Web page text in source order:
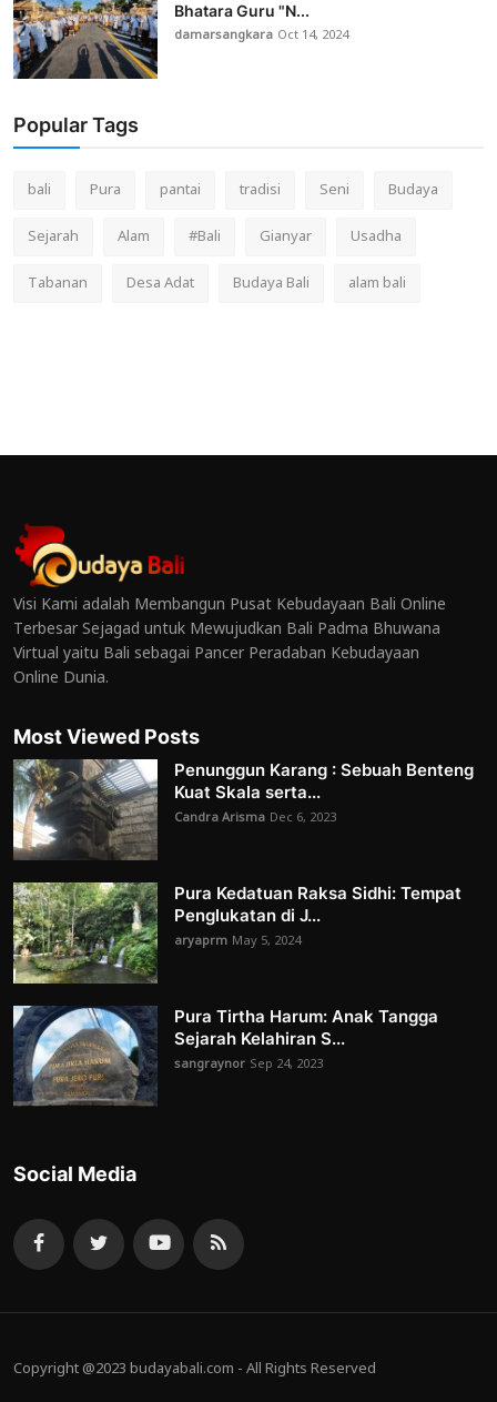
Bhatara Guru "N...
damarsangkara Oct 14, 2024
Popular Tags
bali Pura pantai tradisi Seni
Budaya
Sejarah
Alam #Bali Gianyar
Usadha
Tabanan
Desa Adat Budaya Bali alam bali
Visi Kami adalah Membangun Pusat Kebudayaan Bali Online
Terbesar Sejagad untuk Mewujudkan Bali Padma Bhuwana
Virtual yaitu Bali sebagai Pancer Peradaban Kebudayaan
Online Dunia.
Most Viewed Posts
Penunggun Karang : Sebuah Benteng
Kuat Skala serta...
Candra Arisma Dec 6, 2023
Pura Kedatuan Raksa Sidhi: Tempat
Penglukatan di J...
aryaprm May 5, 2024
Pura Tirtha Harum: Anak Tangga
Sejarah Kelahiran S...
sangraynor Sep 24, 2023
Social Media
Copyright @2023 budayabali.com - All Rights Reserved